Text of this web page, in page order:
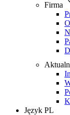
Firma
Język PL